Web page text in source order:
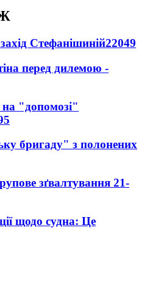
Стефанішиній22049
перед дилемою -
"допомозі"
бригаду" з полонених
зґвалтування 21-
щодо судна: Це